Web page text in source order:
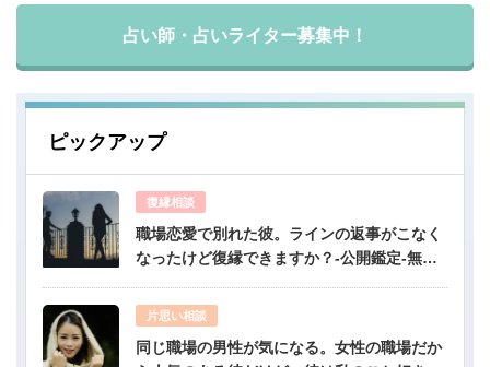
占い師・占いライター募集中！
ピックアップ
復縁相談
職場恋愛で別れた彼。ラインの返事がこなく
なったけど復縁できますか？-公開鑑定-無料
片思い相談
同じ職場の男性が気になる。女性の職場だか